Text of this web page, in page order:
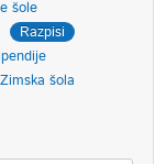
šole
Razpisi
Zimska šola